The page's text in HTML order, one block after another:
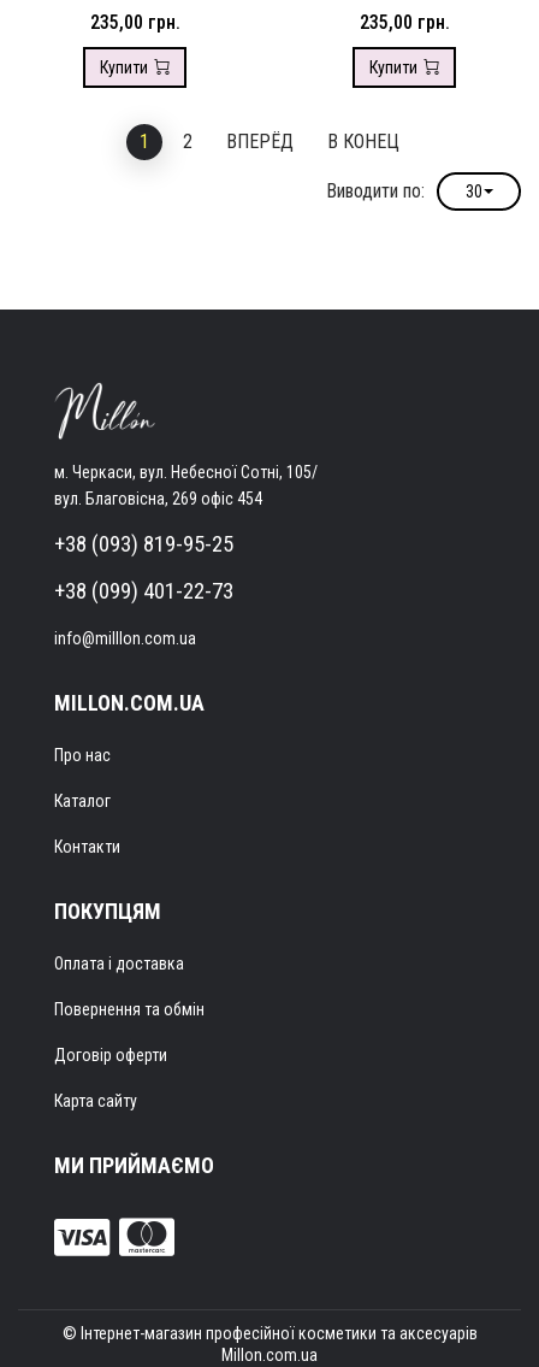
235,00 грн.
Купити
235,00 грн.
Купити
1 2 ВПЕРЁД В КОНЕЦ
Виводити по: 30
м. Черкаси, вул. Небесної Сотні, 105/
вул. Благовісна, 269 офіс 454
+38 (093) 819-95-25
+38 (099) 401-22-73
info@milllon.com.ua
MILLON.COM.UA
Про нас
Каталог
Контакти
ПОКУПЦЯМ
Оплата і доставка
Повернення та обмін
Договір оферти
Карта сайту
МИ ПРИЙМАЄМО
© Інтернет-магазин професійної косметики та аксесуарів
Millon.com.ua